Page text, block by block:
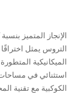
الإنجاز المتميز بنسبة كفاءة تصل
التروس يمثل
الميكانيكية
استثنائي في
الكوكبية مع تقنية